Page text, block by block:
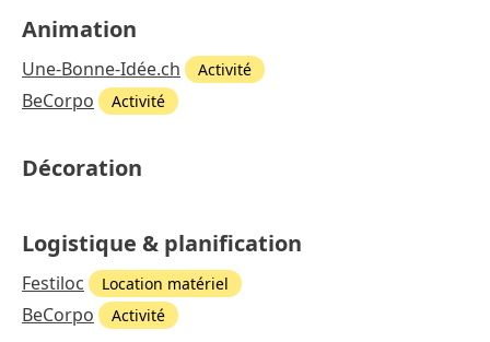
Animation
Une-Bonne-Idée.ch Activité
BeCorpo Activité
Décoration
Logistique & planification
Festiloc Location matériel
BeCorpo Activité